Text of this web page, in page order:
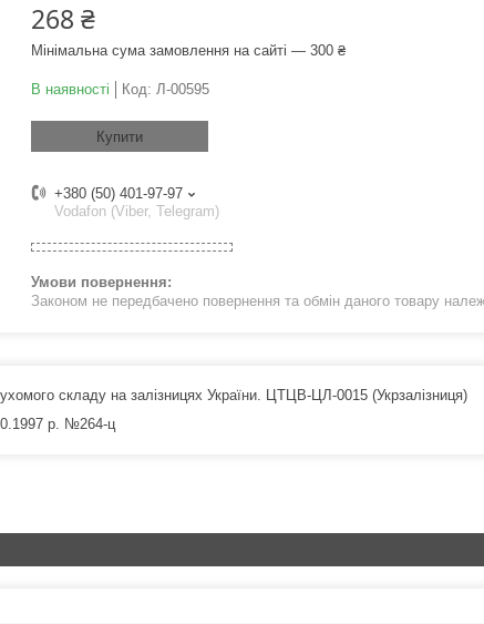
268 ₴
Мінімальна сума замовлення на сайті — 300 ₴
В наявності Код: Л-00595
Купити
+380 (50) 401-97-97
Vodafon (Viber, Telegram)
Законом не передбачено повернення та обмін даного товару
складу на залізницях України. ЦТЦВ-ЦЛ-0015 (Укрзалізниця)
р. №264-ц